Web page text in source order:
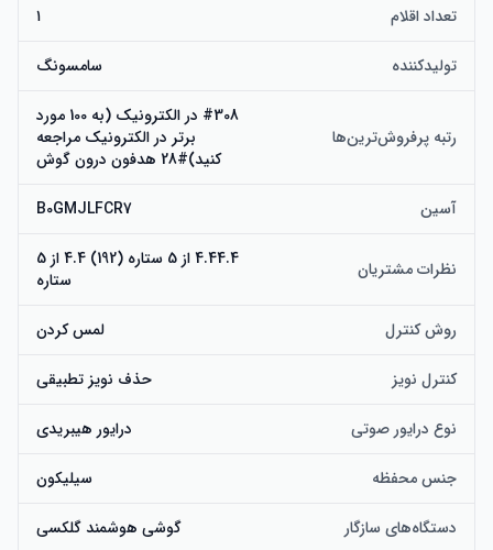
تعداد اقلام ۱
تولیدکننده سامسونگ
رتبه پرفروش‌ترین‌ها
#308 در الکترونیک (به 100 مورد
برتر در الکترونیک مراجعه
کنید)#28 هدفون درون گوش
آسین B0GMJLFCR7
نظرات مشتریان
4.44.4 از 5 ستاره (192) 4.4 از 5
ستاره
روش کنترل لمس کردن
کنترل نویز حذف نویز تطبیقی
نوع درایور صوتی درایور هیبریدی
جنس محفظه سیلیکون
دستگاه‌های سازگار گوشی هوشمند گلکسی